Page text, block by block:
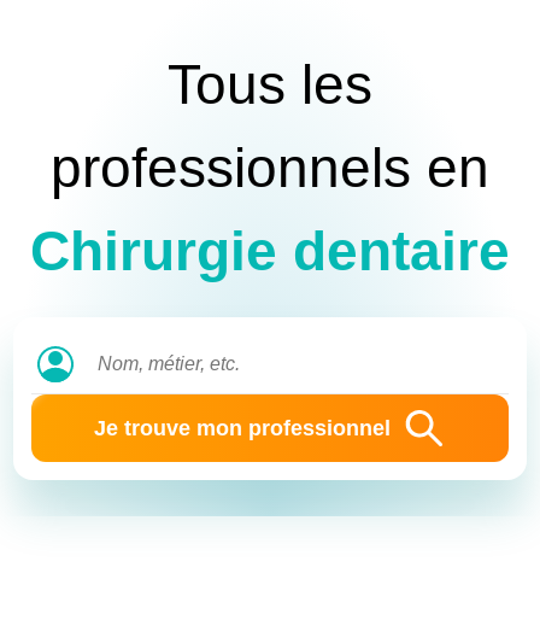
Tous les
professionnels en
Chirurgie dentaire
Je trouve mon professionnel